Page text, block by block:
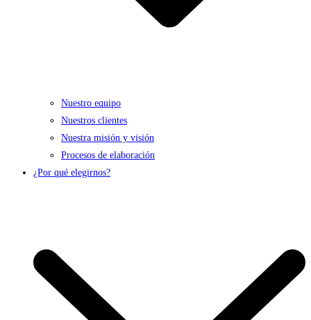
Nuestro equipo
Nuestros clientes
Nuestra misión y visión
Procesos de elaboración
¿Por qué elegirnos?